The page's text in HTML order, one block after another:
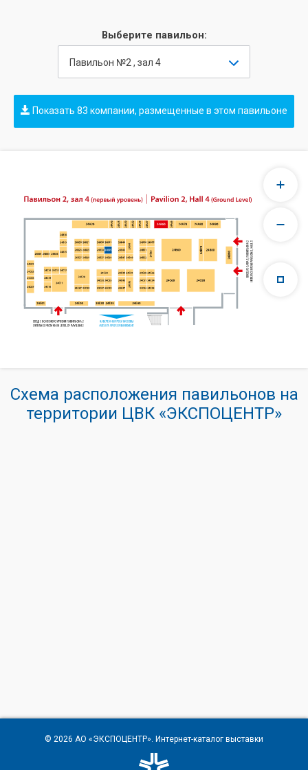
Выберите павильон:
Павильон №2 , зал 4
Показать 83 компании, размещенные в этом павильоне
Схема расположения павильонов на
территории ЦВК «ЭКСПОЦЕНТР»
© 2026 АО «ЭКСПОЦЕНТР». Интернет-каталог выставки